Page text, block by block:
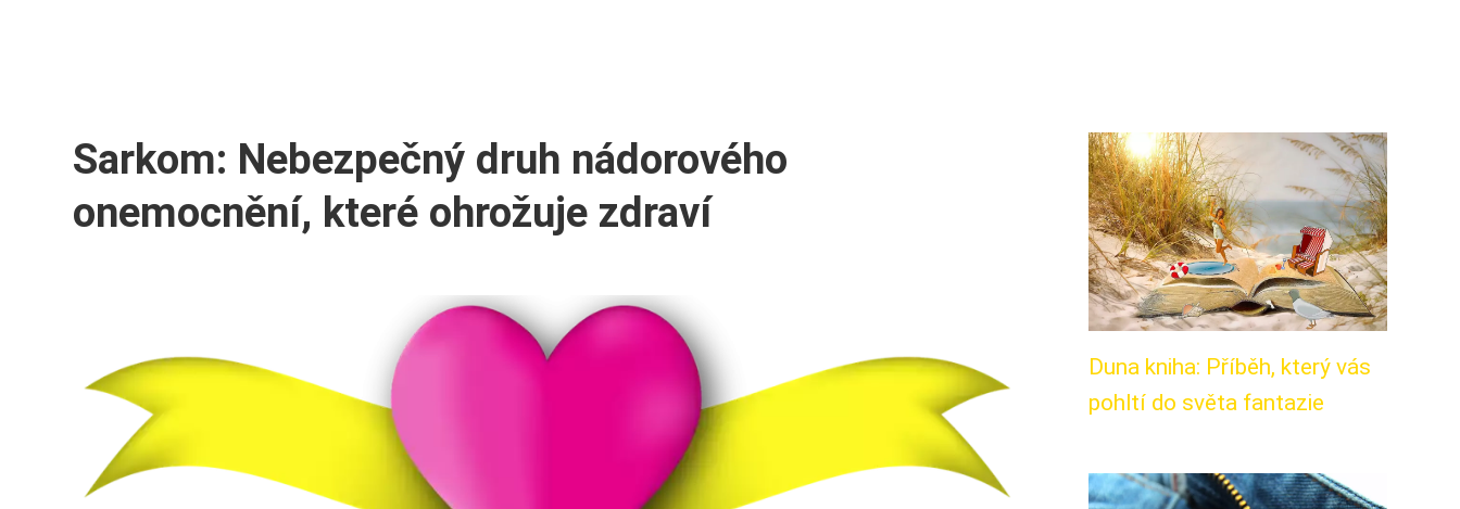
Sarkom: Nebezpečný druh nádorového
onemocnění, které ohrožuje zdraví
Duna kniha: Příběh, který vás
pohltí do světa fantazie